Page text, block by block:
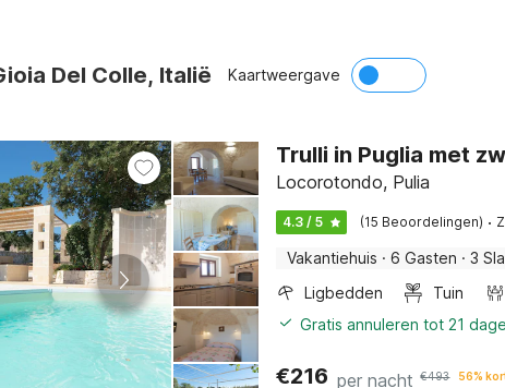
Del Colle, Italië Kaartweergave
Trulli in Puglia met
Locorotondo, Pulia
4.3 / 5 (15 Beoordelingen) ·
Vakantiehuis · 6 Gasten · 3
Ligbedden
Tuin
Gratis annuleren tot 21
€216 per nacht €493 56%